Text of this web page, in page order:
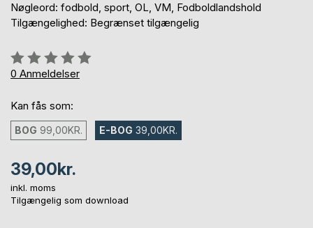
Nøgleord: fodbold, sport, OL, VM, Fodboldlandshold
Tilgængelighed: Begrænset tilgængelig
Anmeldelse::
0%
0 Anmeldelser
Kan fås som:
BOG 99,00KR. E-BOG 39,00KR.
39,00kr.
inkl. moms
Tilgængelig som download